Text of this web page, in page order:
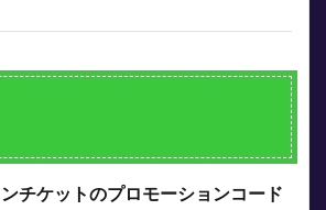
チケットのプロモーションコード